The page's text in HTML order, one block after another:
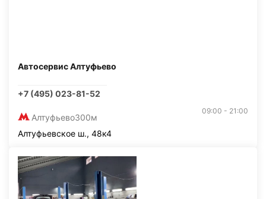
Автосервис Алтуфьево
+7 (495) 023-81-52
Алтуфьево300м
09:00 - 21:00
Алтуфьевское ш., 48к4